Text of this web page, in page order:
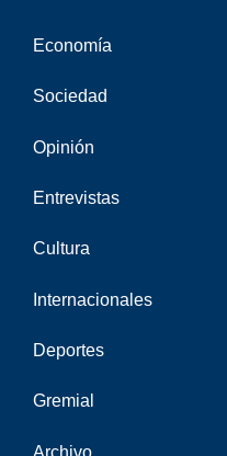
Economía
Sociedad
Opinión
Entrevistas
Cultura
Internacionales
Deportes
Gremial
Archivo